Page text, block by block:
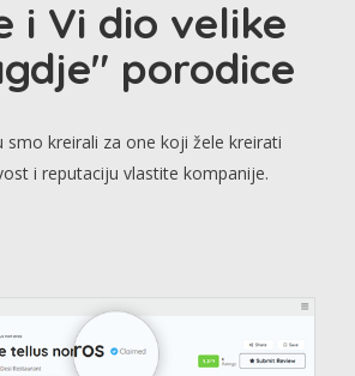
i Vi dio velike
porodice
smo kreirali za one koji žele kreirati
i reputaciju vlastite kompanije.